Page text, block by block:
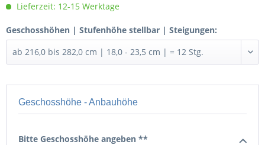
Lieferzeit: 12-15 Werktage
Geschosshöhen | Stufenhöhe stellbar | Steigungen:
Geschosshöhe - Anbauhöhe
Bitte Geschosshöhe angeben **